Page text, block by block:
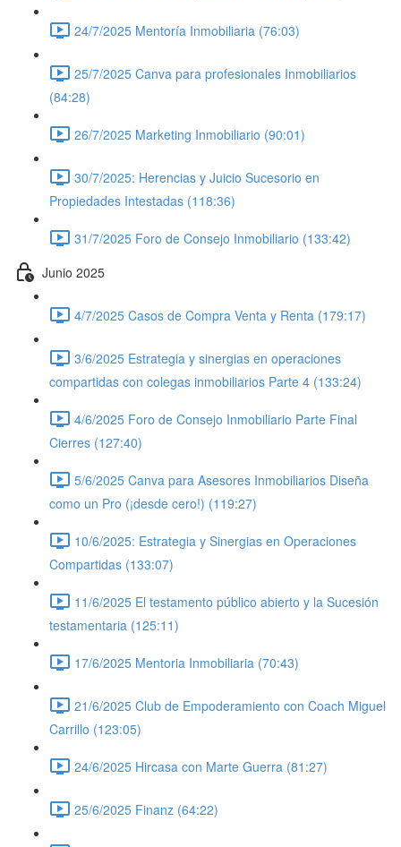
24/7/2025 Mentoría Inmobiliaria (76:03)
25/7/2025 Canva para profesionales Inmobiliarios
(84:28)
26/7/2025 Marketing Inmobiliario (90:01)
30/7/2025: Herencias y Juicio Sucesorio en
Propiedades Intestadas (118:36)
31/7/2025 Foro de Consejo Inmobiliario (133:42)
Junio 2025
4/7/2025 Casos de Compra Venta y Renta (179:17)
3/6/2025 Estrategia y sinergias en operaciones
compartidas con colegas inmobiliarios Parte 4 (133:24)
4/6/2025 Foro de Consejo Inmobiliario Parte Final
Cierres (127:40)
5/6/2025 Canva para Asesores Inmobiliarios Diseña
como un Pro (¡desde cero!) (119:27)
10/6/2025: Estrategia y Sinergias en Operaciones
Compartidas (133:07)
11/6/2025 El testamento público abierto y la Sucesión
testamentaria (125:11)
17/6/2025 Mentoria Inmobiliaria (70:43)
21/6/2025 Club de Empoderamiento con Coach Miguel
Carrillo (123:05)
24/6/2025 Hircasa con Marte Guerra (81:27)
25/6/2025 Finanz (64:22)